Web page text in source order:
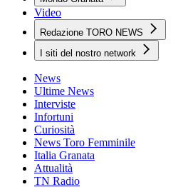
Video
Redazione TORO NEWS
I siti del nostro network
News
Ultime News
Interviste
Infortuni
Curiosità
News Toro Femminile
Italia Granata
Attualità
TN Radio